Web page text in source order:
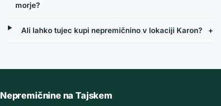
morje?
Ali lahko tujec kupi nepremičnino v lokaciji Karon?
Nepremičnine na Tajskem